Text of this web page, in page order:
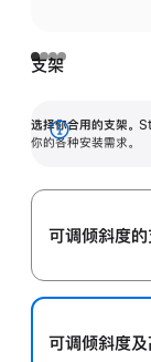
支架
选择你合用的支架。
你的各种安装需求。
展
可调倾斜度
可调倾斜度